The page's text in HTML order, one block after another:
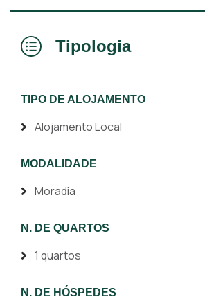
Tipologia
TIPO DE ALOJAMENTO
Alojamento Local
MODALIDADE
Moradia
N. DE QUARTOS
1 quartos
N. DE HÓSPEDES